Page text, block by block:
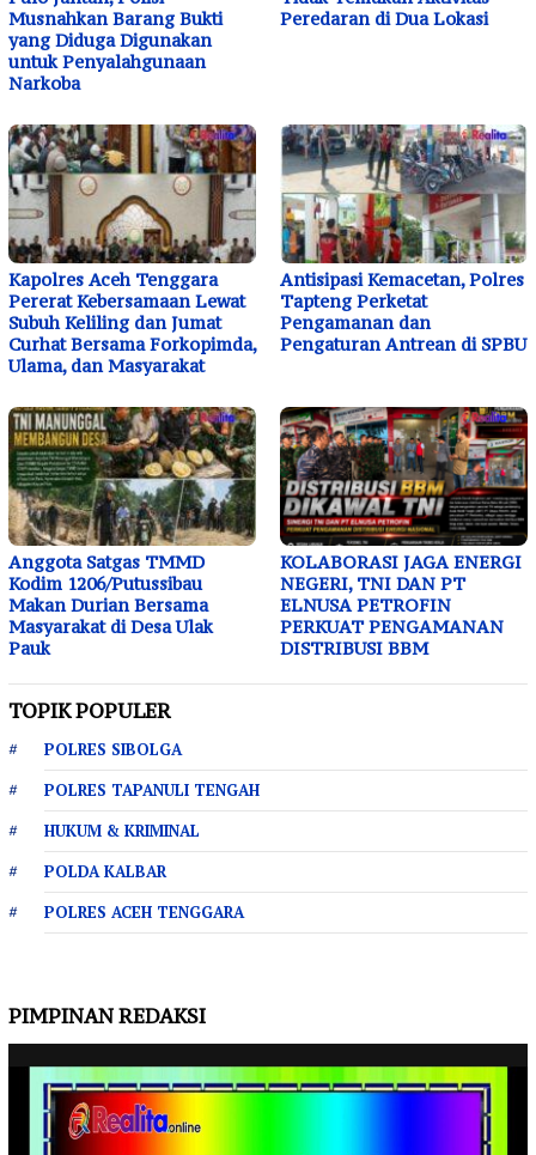
Musnahkan Barang Bukti
yang Diduga Digunakan
untuk Penyalahgunaan
Narkoba
Peredaran di Dua Lokasi
Kapolres Aceh Tenggara
Pererat Kebersamaan Lewat
Subuh Keliling dan Jumat
Curhat Bersama Forkopimda,
Ulama, dan Masyarakat
Antisipasi Kemacetan, Polres
Tapteng Perketat
Pengamanan dan
Pengaturan Antrean di SPBU
Anggota Satgas TMMD
Kodim 1206/Putussibau
Makan Durian Bersama
Masyarakat di Desa Ulak
Pauk
KOLABORASI JAGA ENERGI
NEGERI, TNI DAN PT
ELNUSA PETROFIN
PERKUAT PENGAMANAN
DISTRIBUSI BBM
TOPIK POPULER
POLRES SIBOLGA
POLRES TAPANULI TENGAH
HUKUM & KRIMINAL
POLDA KALBAR
POLRES ACEH TENGGARA
PIMPINAN REDAKSI